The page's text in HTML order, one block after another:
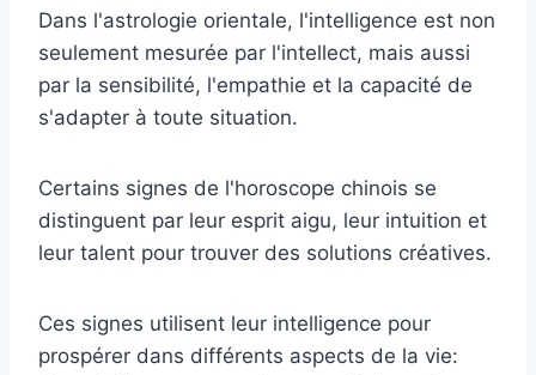
Dans l'astrologie orientale, l'intelligence est non
seulement mesurée par l'intellect, mais aussi
par la sensibilité, l'empathie et la capacité de
s'adapter à toute situation.
Certains signes de l'horoscope chinois se
distinguent par leur esprit aigu, leur intuition et
leur talent pour trouver des solutions créatives.
Ces signes utilisent leur intelligence pour
prospérer dans différents aspects de la vie: